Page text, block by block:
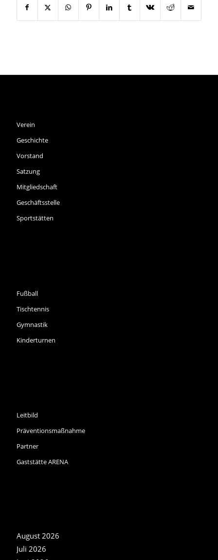
Verein
Geschichte
Vorstand
Satzung
Mitgliedschaft
Geschäftsstelle
Sportstätten
Fußball
Tischtennis
Gymnastik
Kinderturnen
Leitbild
Präventionsmaßnahme
Partner
Gaststätte ARENA
August 2026
Juli 2026